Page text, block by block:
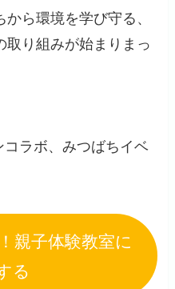
ら環境を学び守る、
取り組みが始まりまっ
ラボ、みつばちイベ
親子体験教室に
る